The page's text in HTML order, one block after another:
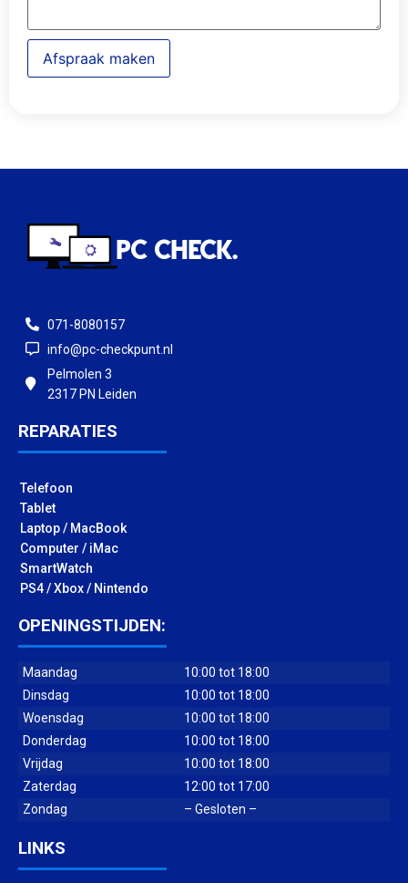
Afspraak maken
071-8080157
info@pc-checkpunt.nl
Pelmolen 3
2317 PN Leiden
REPARATIES
Telefoon
Tablet
Laptop / MacBook
Computer / iMac
SmartWatch
PS4 / Xbox / Nintendo
OPENINGSTIJDEN:
Maandag
10:00 tot 18:00
Dinsdag
10:00 tot 18:00
Woensdag
10:00 tot 18:00
Donderdag
10:00 tot 18:00
Vrijdag
10:00 tot 18:00
Zaterdag
12:00 tot 17:00
Zondag
– Gesloten –
LINKS